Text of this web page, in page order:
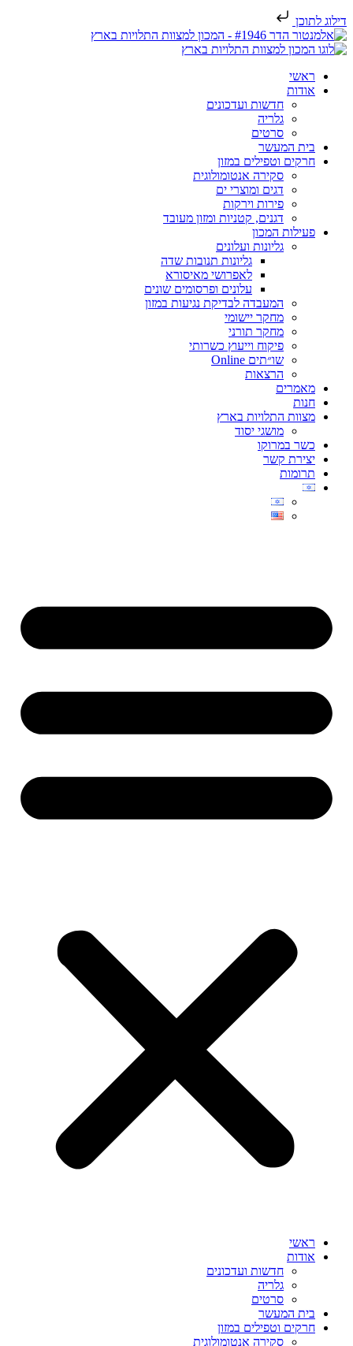
דילוג לתוכן
ראשי
אודות
חדשות ועדכונים
גלריה
סרטים
בית המעשר
חרקים וטפילים במזון
סקירה אנטומולוגית
דגים ומוצרי ים
פירות וירקות
דגנים, קטניות ומזון מעובד
פעילות המכון
גליונות ועלונים
גליונות תנובות שדה
לאפרושי מאיסורא
עלונים ופרסומים שונים
המעבדה לבדיקת נגיעות במזון
מחקר יישומי
מחקר תורני
פיקוח וייעוץ כשרותי
שו״תים Online
הרצאות
מאמרים
חנות
מצוות התלויות בארץ
מושגי יסוד
כשר במרוקו
יצירת קשר
תרומות
ראשי
אודות
חדשות ועדכונים
גלריה
סרטים
בית המעשר
חרקים וטפילים במזון
סקירה אנטומולוגית